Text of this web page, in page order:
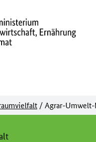
/Agrar-Umwelt-